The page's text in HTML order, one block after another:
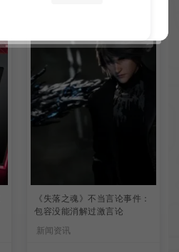
《失落之魂》不当言论事件：
包容没能消解过激言论
新闻资讯